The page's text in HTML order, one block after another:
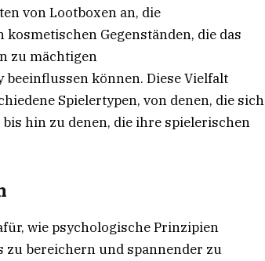
von Lootboxen an, die
Gegenständen, die das
zu mächtigen
beeinflussen können. Diese Vielfalt
Spielertypen, von denen, die sich
hin zu denen, die ihre spielerischen
wie psychologische Prinzipien
zu bereichern und spannender zu